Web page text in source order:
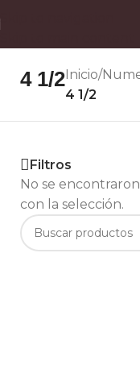
Descuento
4 1/2Inicio/
4 1/2
Filtros
No se
con la selección.